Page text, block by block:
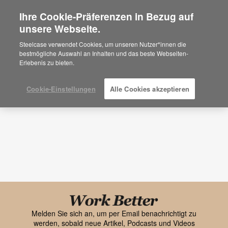
Are you in United States?
Would you like to see Products we sell in
your region?
Americas
Español
Forschung
Thema
Black
font
Melden Sie sich an, um per Email benachrichtigt zu
werden, sobald neue Artikel, Podcasts und Videos
Ihre Cookie-Präferenzen in Bezug auf
unsere Webseite.
Steelcase verwendet Cookies, um unseren Nutzer*innen die
bestmögliche Auswahl an Inhalten und das beste Webseiten-
Erlebenis zu bieten.
Cookie-Einstellungen Alle Cookies akzeptieren